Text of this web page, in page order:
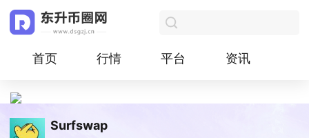
首页 行情 平台 资讯
Surfswap